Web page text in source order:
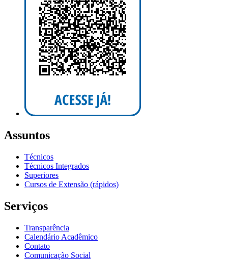
Assuntos
Técnicos
Técnicos Integrados
Superiores
Cursos de Extensão (rápidos)
Serviços
Transparência
Calendário Acadêmico
Contato
Comunicação Social